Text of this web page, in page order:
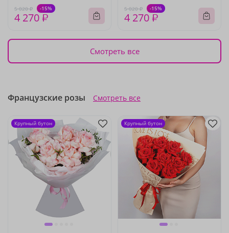
5 020 ₽ -15%
4 270 ₽
5 020 ₽ -15%
4 270 ₽
Смотреть все
Французские розы Смотреть все
Крупный бутон Крупный бутон